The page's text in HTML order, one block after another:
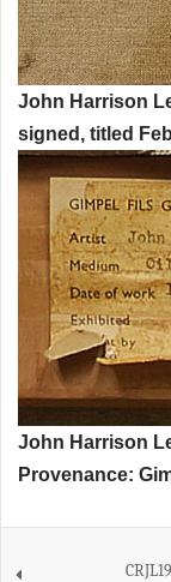
John Harrison
signed, titled
John Harrison
Provenance: